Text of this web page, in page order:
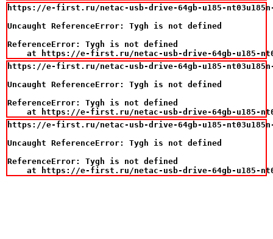
https://e-first.ru/netac-usb-drive-64gb-u185-nt03u185n-
Uncaught ReferenceError: Tygh is not defined
ReferenceError: Tygh is not defined
at https://e-first.ru/netac-usb-drive-64gb-u185-
https://e-first.ru/netac-usb-drive-64gb-u185-nt03u185n-
Uncaught ReferenceError: Tygh is not defined
ReferenceError: Tygh is not defined
at https://e-first.ru/netac-usb-drive-64gb-u185-
https://e-first.ru/netac-usb-drive-64gb-u185-nt03u185n-
Uncaught ReferenceError: Tygh is not defined
ReferenceError: Tygh is not defined
at https://e-first.ru/netac-usb-drive-64gb-u185-